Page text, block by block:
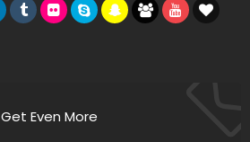
Get Even More